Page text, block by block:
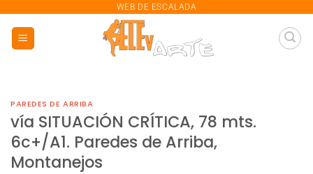
contenido
WEB DE ESCALADA
PAREDES DE ARRIBA
vía SITUACIÓN CRÍTICA, 78 mts.
6c+/A1. Paredes de Arriba,
Montanejos